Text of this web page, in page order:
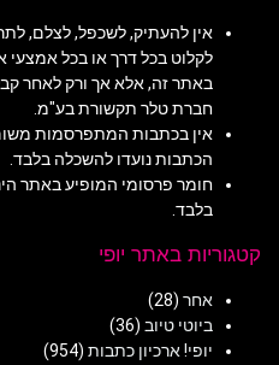
אין להעתיק, לשכפל, לצלם,
לקלוט בכל דרך או בכל
באתר זה, אלא אך ורק לאחר
חברת טלר תקשורת בע"מ.
אין בכתבות המתפרסמות משום
הכתבות נועדו להשכלה בלבד.
חומר פרסומי המופיע באתר
בלבד.
קטגוריות באתר יופי
אחר (28)
ביוטי טיוב (36)
יופי! ארכיון כתבות (954)